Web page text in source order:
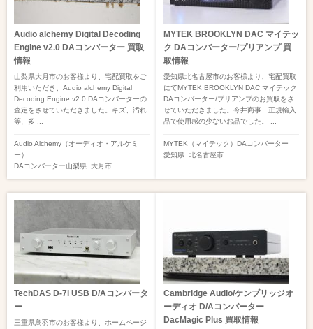
Audio alchemy Digital Decoding
Engine v2.0 DAコンバーター 買取
情報
山梨県大月市のお客様より、宅配買取をご
利用いただき、Audio alchemy Digital
Decoding Engine v2.0 DAコンバーターの
査定をさせていただきました。キズ、汚れ
等、多 ...
Audio Alchemy（オーディオ・アルケミ
ー）
DAコンバーター山梨県 大月市
MYTEK BROOKLYN DAC マイテッ
ク DAコンバーター/プリアンプ 買
取情報
愛知県北名古屋市のお客様より、宅配買取
にてMYTEK BROOKLYN DAC マイテック
DAコンバーター/プリアンプのお買取をさ
せていただきました。今井商事 正規輸入
品で使用感の少ないお品でした。 ...
MYTEK（マイテック） DAコンバーター
愛知県 北名古屋市
TechDAS D-7i USB D/Aコンバータ
ー
三重県鳥羽市のお客様より、ホームページ
Cambridge Audio/ケンブリッジオ
ーディオ D/Aコンバーター
DacMagic Plus 買取情報